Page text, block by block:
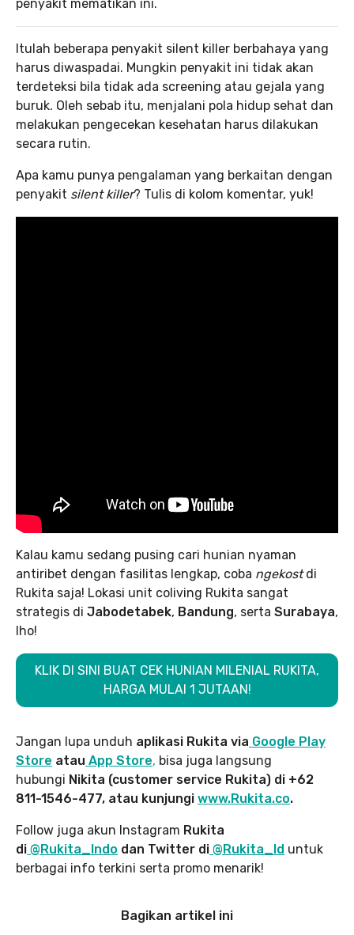
penyakit mematikan ini.
Itulah beberapa penyakit silent killer berbahaya yang
harus diwaspadai. Mungkin penyakit ini tidak akan
terdeteksi bila tidak ada screening atau gejala yang
buruk. Oleh sebab itu, menjalani pola hidup sehat dan
melakukan pengecekan kesehatan harus dilakukan
secara rutin.
Apa kamu punya pengalaman yang berkaitan dengan
penyakit silent killer? Tulis di kolom komentar, yuk!
Kalau kamu sedang pusing cari hunian nyaman
antiribet dengan fasilitas lengkap, coba ngekostdi
Rukita saja! Lokasi unit coliving Rukita sangat
strategis di Jabodetabek, Bandung, serta Surabaya,
lho!
KLIK DI SINI BUAT CEK HUNIAN MILENIAL RUKITA,
HARGA MULAI 1 JUTAAN!
Jangan lupa unduh aplikasi Rukita via Google Play
Store atau App Store, bisa juga langsung
hubungi Nikita (customer service Rukita) di +62
811-1546-477, atau kunjungi www.Rukita.co.
Follow juga akun Instagram Rukita
di @Rukita_Indo dan Twitter di @Rukita_Id untuk
berbagai info terkini serta promo menarik!
Bagikan artikel ini